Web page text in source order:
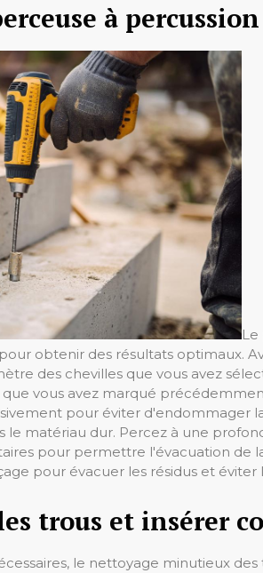
à
obtenir des résultats optimaux.
des chevilles que vous avez
vous avez marqué
pour éviter d'endommager
le matériau dur. Percez à une
pour permettre l'évacuation de
pour évacuer les résidus et éviter
trous et insérer
le nettoyage minutieux